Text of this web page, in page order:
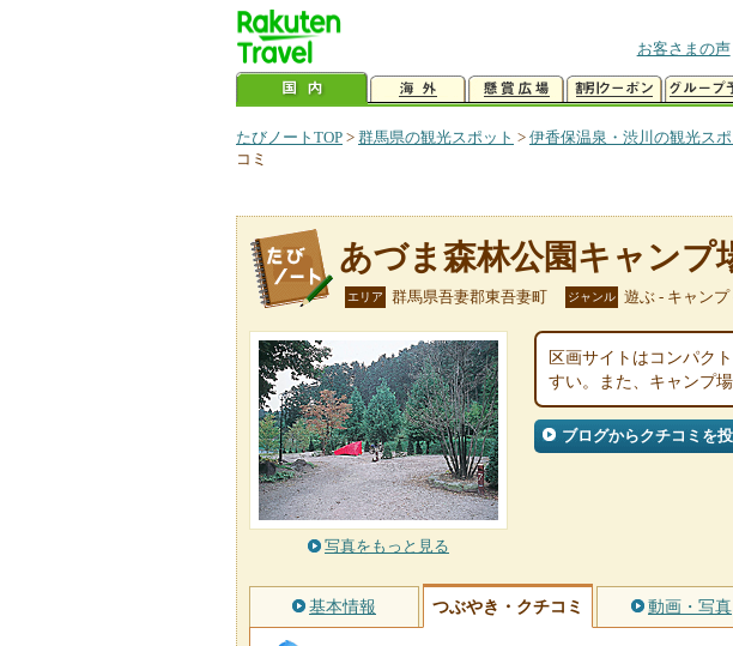
お客さまの声
たびノートTOP > 群馬県の観光スポット > 伊香保温泉・渋川の観光スポ
コミ
あづま森林公園キャンプ
エリア 群馬県吾妻郡東吾妻町 ジャンル 遊ぶ - キャン
写真をもっと見る
区画サイトはコンパク
すい。また、キャンプ
ブログからクチコミを
基本情報 つぶやき・クチコミ 動画・写真